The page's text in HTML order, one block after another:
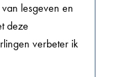
lesgeven en
deze
verbeter ik